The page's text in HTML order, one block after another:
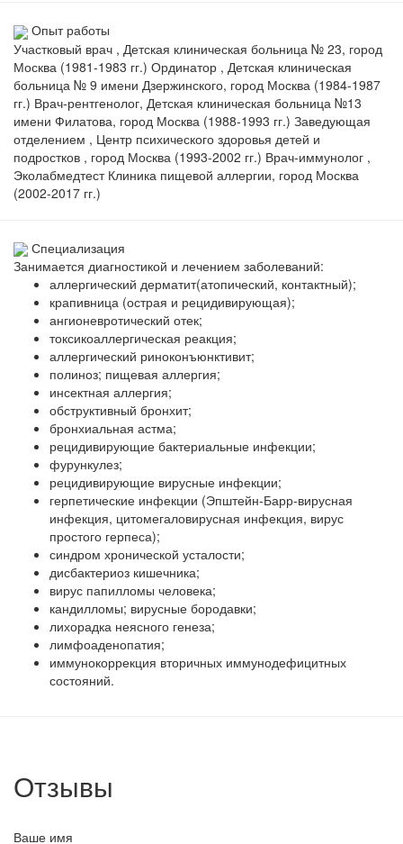
Опыт работы
Участковый врач , Детская клиническая больница № 23, город
Москва (1981-1983 гг.) Ординатор , Детская клиническая
больница № 9 имени Дзержинского, город Москва (1984-1987
гг.) Врач-рентгенолог, Детская клиническая больница №13
имени Филатова, город Москва (1988-1993 гг.) Заведующая
отделением , Центр психического здоровья детей и
подростков , город Москва (1993-2002 гг.) Врач-иммунолог ,
Эколабмедтест Клиника пищевой аллергии, город Москва
(2002-2017 гг.)
Специализация
Занимается диагностикой и лечением заболеваний:
аллергический дерматит(атопический, контактный);
крапивница (острая и рецидивирующая);
ангионевротический отек;
токсикоаллергическая реакция;
аллергический риноконъюнктивит;
полиноз; пищевая аллергия;
инсектная аллергия;
обструктивный бронхит;
бронхиальная астма;
рецидивирующие бактериальные инфекции;
фурункулез;
рецидивирующие вирусные инфекции;
герпетические инфекции (Эпштейн-Барр-вирусная
инфекция, цитомегаловирусная инфекция, вирус
простого герпеса);
синдром хронической усталости;
дисбактериоз кишечника;
вирус папилломы человека;
кандилломы; вирусные бородавки;
лихорадка неясного генеза;
лимфоаденопатия;
иммунокоррекция вторичных иммунодефицитных
состояний.
Отзывы
Ваше имя